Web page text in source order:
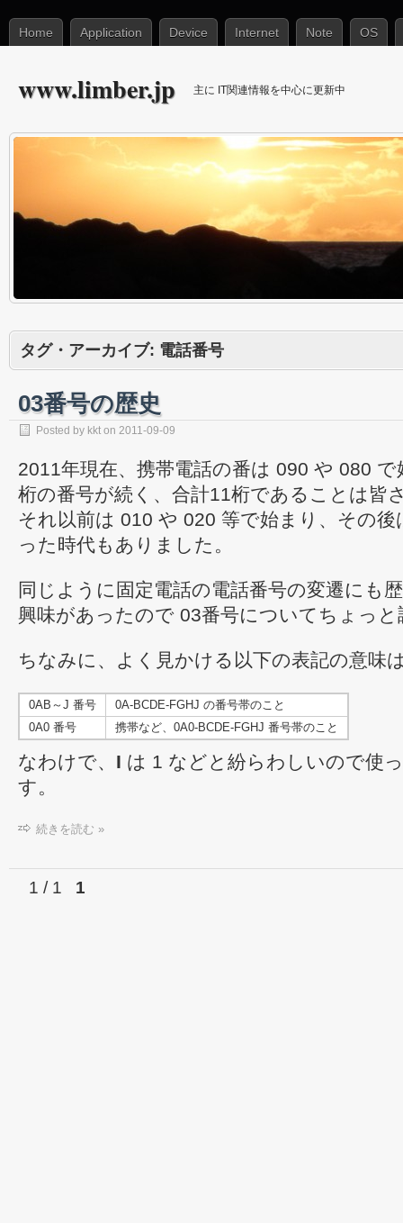
Home Application Device Internet Note OS
www.limber.jp 主に IT関連情報を中心に更新中
タグ・アーカイブ: 電話番号
03番号の歴史
Posted by kkt on 2011-09-09
2011年現在、携帯電話の番は 090 や 080
桁の番号が続く、合計11桁であることは皆
それ以前は 010 や 020 等で始まり、その後
った時代もありました。
同じように固定電話の電話番号の変遷にも
興味があったので 03番号についてちょっ
ちなみに、よく見かける以下の表記の意味
0AB～J 番号
0A-BCDE-FGHJ の番号帯のこと
0A0 番号
携帯など、0A0-BCDE-FGHJ 番号帯のこと
なわけで、 I は 1 などと紛らわしいので使
す。
続きを読む »
1 / 1 1